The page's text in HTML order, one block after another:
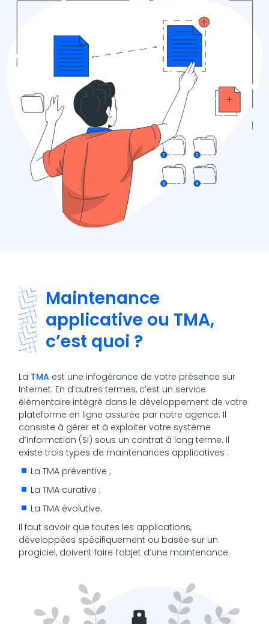
Maintenance
applicative ou TMA,
c’est quoi ?
La TMA est une infogérance de votre présence sur
Internet. En d’autres termes, c’est un service
élémentaire intégré dans le développement de votre
plateforme en ligne assurée par notre agence. Il
consiste à gérer et à exploiter votre système
d’information (SI) sous un contrat à long terme. Il
existe trois types de maintenances applicatives :
La TMA préventive ;
La TMA curative ;
La TMA évolutive.
Il faut savoir que toutes les applications,
développées spécifiquement ou basée sur un
progiciel, doivent faire l’objet d’une maintenance.